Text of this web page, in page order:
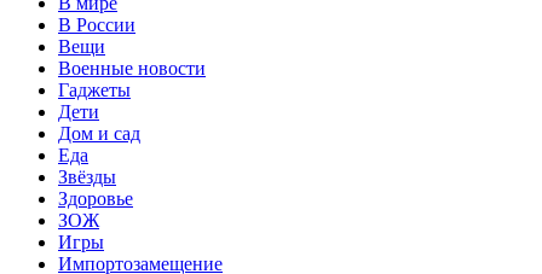
В России
Вещи
Военные новости
Гаджеты
Дети
Дом и сад
Еда
Звёзды
Здоровье
ЗОЖ
Игры
Импортозамещение